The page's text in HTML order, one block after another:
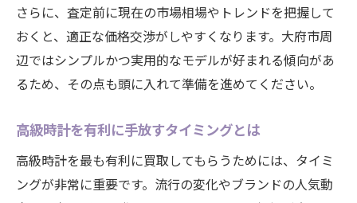
さらに、査定前に現在の市場相場やトレンドを把握して
おくと、適正な価格交渉がしやすくなります。大府市周
辺ではシンプルかつ実用的なモデルが好まれる傾向があ
るため、その点も頭に入れて準備を進めてください。
高級時計を有利に手放すタイミングとは
高級時計を最も有利に買取してもらうためには、タイミ
ングが非常に重要です。流行の変化やブランドの人気動